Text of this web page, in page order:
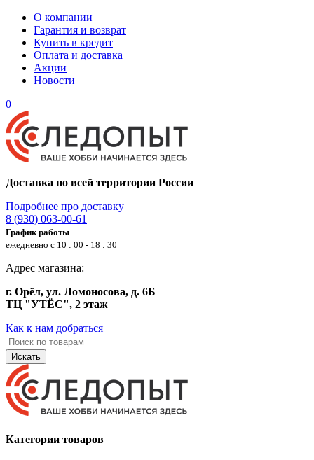
О компании
Гарантия и возврат
Купить в кредит
Оплата и доставка
Акции
Новости
0
Доставка по всей территории России
Подробнее про доставку
8 (930) 063-00-61
График работы
ежедневно с 10 : 00 - 18 : 30
Адрес магазина:
г. Орёл, ул. Ломоносова, д. 6Б
ТЦ "УТЁС", 2 этаж
Как к нам добраться
Искать
Категории товаров